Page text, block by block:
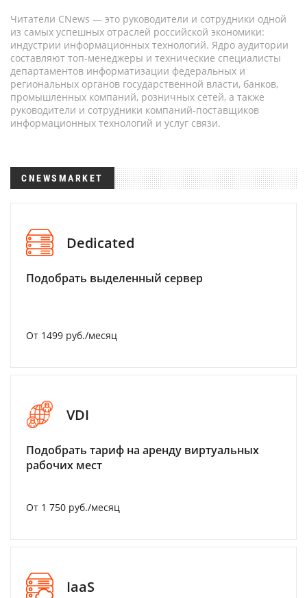
Читатели CNews — это руководители и сотрудники одной
из самых успешных отраслей российской экономики:
индустрии информационных технологий. Ядро аудитории
составляют топ-менеджеры и технические специалисты
департаментов информатизации федеральных и
региональных органов государственной власти, банков,
промышленных компаний, розничных сетей, а также
руководители и сотрудники компаний-поставщиков
информационных технологий и услуг связи.
CNEWSMARKET
Dedicated
Подобрать выделенный сервер
От 1499 руб./месяц
VDI
Подобрать тариф на аренду виртуальных
рабочих мест
От 1 750 руб./месяц
IaaS